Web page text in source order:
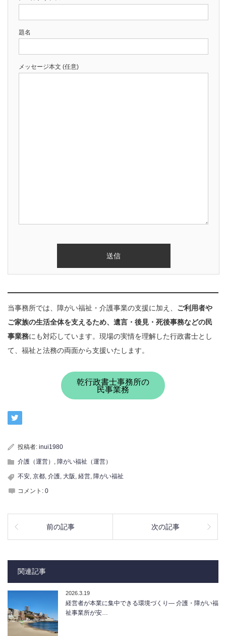
題名
メッセージ本文 (任意)
当事務所では、障がい福祉・介護事業の支援に加え、 ご利用者や
ご家族の生活全体を支えるため、遺言・後見・死後事務などの民
事業務にも対応しています。現場の実情を理解した行政書士とし
て、福祉と法務の両面から支援いたします。
乾行政書士事務所の
民事業務
投稿者: inui1980
介護（運営） , 障がい福祉（運営）
不安, 京都, 介護, 大阪 , 経営, 障がい福祉
コメント: 0
前の記事 次の記事
関連記事
2026.3.19
経営者が本業に集中できる環境づくり― 介護・障がい福
祉事業所が安…